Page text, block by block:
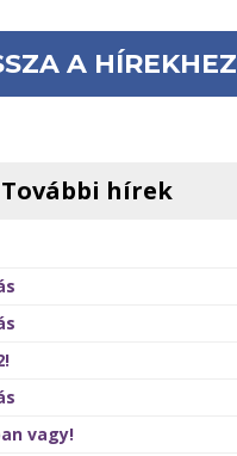
A HÍREKHEZ
További hírek
vagy!